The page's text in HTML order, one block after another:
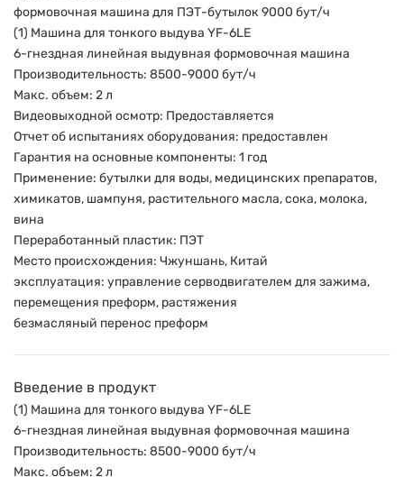
формовочная машина для ПЭТ-бутылок 9000 бут/ч
(1) Машина для тонкого выдува YF-6LE
6-гнездная линейная выдувная формовочная машина
Производительность: 8500-9000 бут/ч
Макс. объем: 2 л
Видеовыходной осмотр: Предоставляется
Отчет об испытаниях оборудования: предоставлен
Гарантия на основные компоненты: 1 год
Применение: бутылки для воды, медицинских препаратов,
химикатов, шампуня, растительного масла, сока, молока,
вина
Переработанный пластик: ПЭТ
Место происхождения: Чжуншань, Китай
эксплуатация: управление серводвигателем для зажима,
перемещения преформ, растяжения
безмасляный перенос преформ
Введение в продукт
(1) Машина для тонкого выдува YF-6LE
6-гнездная линейная выдувная формовочная машина
Производительность: 8500-9000 бут/ч
Макс. объем: 2 л